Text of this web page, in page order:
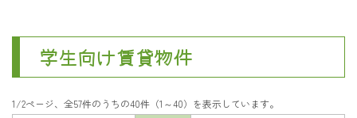
学生向け賃貸物件
1/2ページ、全57件のうちの40件（1～40）を表示しています。